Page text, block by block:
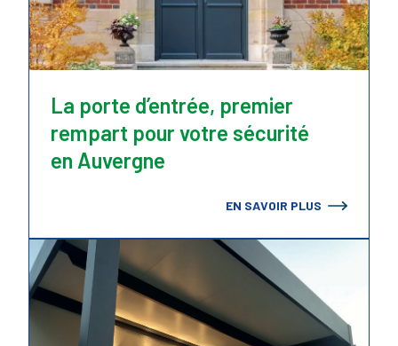
La porte d’entrée, premier
rempart pour votre sécurité
en Auvergne
EN SAVOIR PLUS